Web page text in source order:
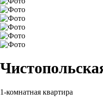
1-комнатная квартира